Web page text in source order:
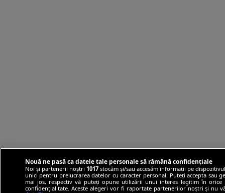
Nouă ne pasă ca datele tale personale să rămână confidențiale
Noi și partenerii noștri 1017stocăm și/sau accesăm informații pe
unici pentru prelucrarea datelor cu caracter personal. Puteți accepta sau
mai jos, respectiv vă puteți opune utilizării unui interes legitim în
confidențialitate. Aceste alegeri vor fi raportate partenerilor noștri și nu